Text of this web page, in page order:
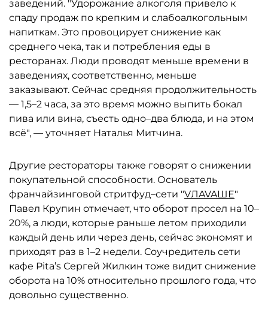
заведений. "Удорожание алкоголя привело к
спаду продаж по крепким и слабоалкогольным
напиткам. Это провоцирует снижение как
среднего чека, так и потребления еды в
ресторанах. Люди проводят меньше времени в
заведениях, соответственно, меньше
заказывают. Сейчас средняя продолжительность
— 1,5–2 часа, за это время можно выпить бокал
пива или вина, съесть одно–два блюда, и на этом
всё", — уточняет Наталья Митчина.
Другие рестораторы также говорят о снижении
покупательной способности. Основатель
франчайзинговой стритфуд–сети "VЛAVAШЕ"
Павел Крупин отмечает, что оборот просел на 10–
20%, а люди, которые раньше летом приходили
каждый день или через день, сейчас экономят и
приходят раз в 1–2 недели. Соучредитель сети
кафе Pita’s Сергей Жилкин тоже видит снижение
оборота на 10% относительно прошлого года, что
довольно существенно.